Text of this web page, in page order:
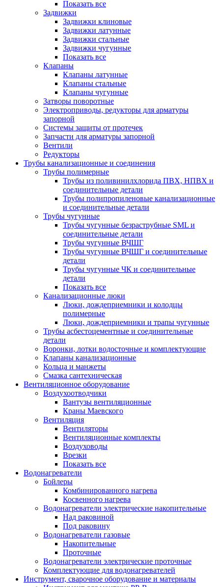
Показать все
Задвижки
Задвижки клиновые
Задвижки латунные
Задвижки стальные
Задвижки чугунные
Показать все
Клапаны
Клапаны латунные
Клапаны стальные
Клапаны чугунные
Затворы поворотные
Электроприводы, редукторы для арматуры
запорной
Системы защиты от протечек
Запчасти для арматуры запорной
Вентили
Редукторы
Трубы канализационные и соединения
Трубы полимерные
Трубы из поливинилхлорида ПВХ, НПВХ и
соединительные детали
Трубы полипропиленовые канализационные
и соединительные детали
Трубы чугунные
Трубы чугунные безраструбные SML и
соединительные детали
Трубы чугунные ВЧШГ
Трубы чугунные ВЧШГ и соединительные
детали
Трубы чугунные ЧК и соединительные
детали
Показать все
Канализационные люки
Люки, дождеприемники и колодцы
полимерные
Люки, дождеприемники и трапы чугунные
Трубы асбестоцементные и соединительные
детали
Воронки, лотки водосточные и комплектующие
Клапаны канализационные
Кольца и манжеты
Смазка сантехническая
Вентиляционное оборудование
Воздухоотводчики
Вантузы вентиляционные
Краны Маевского
Вентиляция
Вентиляторы
Вентиляционные комплекты
Воздуховоды
Врезки
Показать все
Водонагреватели
Бойлеры
Комбинированного нагрева
Косвенного нагрева
Водонагреватели электрические накопительные
Над раковиной
Под раковину
Водонагреватели газовые
Накопительные
Проточные
Водонагреватели электрические проточные
Комплектующие для водонагревателей
Инструмент, сварочное оборудование и материалы